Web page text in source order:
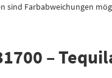
sind Farbabweichungen
–